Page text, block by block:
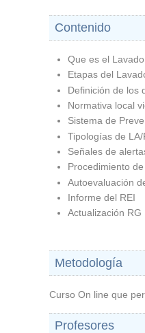
Contenido
Que es el
Etapas del
Definición de los
Normativa local
Sistema de
Tipologías de
Señales de
Procedimiento
Autoevaluación
Informe del REI
Actualización RG
Metodología
Curso On line que
Profesores